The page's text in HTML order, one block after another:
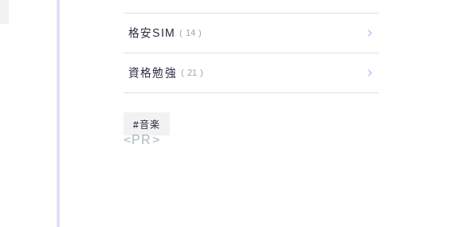
格安SIM 14
資格勉強 21
音楽
<PR>